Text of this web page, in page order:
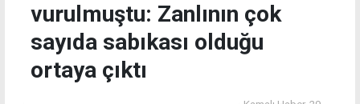
vurulmuştu: Zanlının çok
sayıda sabıkası olduğu
ortaya çıktı